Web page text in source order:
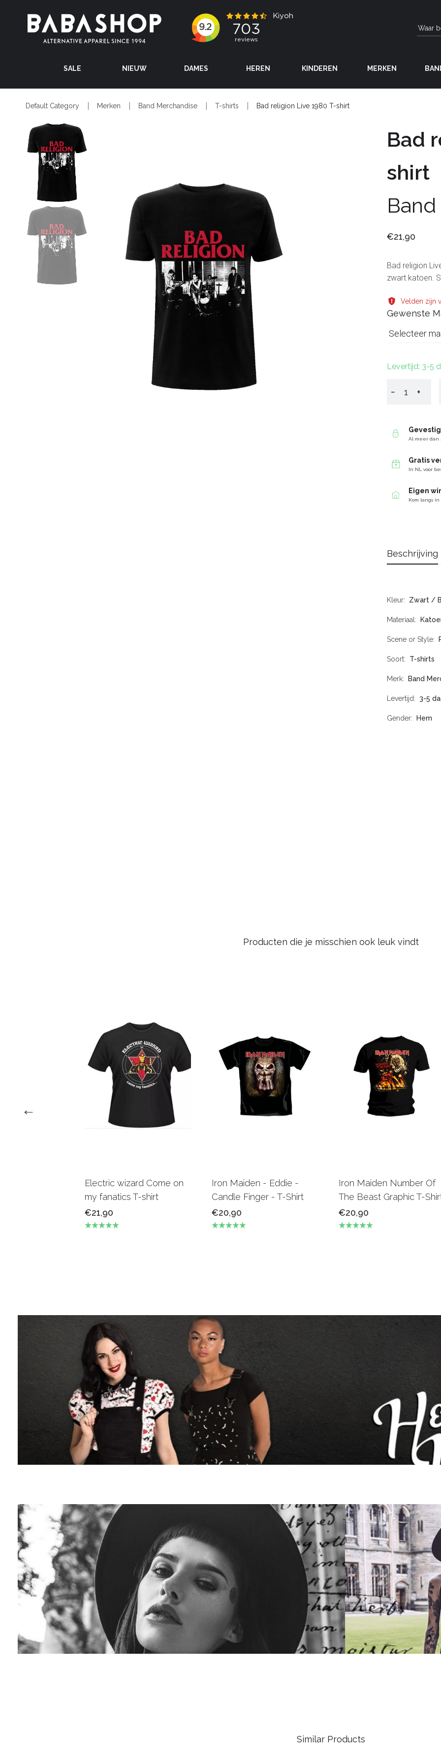
SALE NIEUW DAMES HEREN KINDEREN MERKEN
Default Category Merken Band Merchandise T-shirts Bad religion Live 1980 T-shirt
Bad
shirt
€21,90
Bad religion
zwart katoen.
Velden zijn
Gewenste
Selecteer
Levertijd: 3-5
− +
Al meer dan
Gratis
In NL voor
Eigen
Kom langs
Beschrijving
Kleur Zwart /
Materiaal
Scene or Style
Soort T-shirts
Merk Band
Levertijd 3-5
Gender Hem
Producten die je misschien ook leuk vindt
Electric wizard Come on
my fanatics T-shirt
€21,90
Iron Maiden - Eddie -
Candle Finger - T-Shirt
€20,90
Iron Maiden Number Of
The Beast Graphic T-
€20,90
Similar Products